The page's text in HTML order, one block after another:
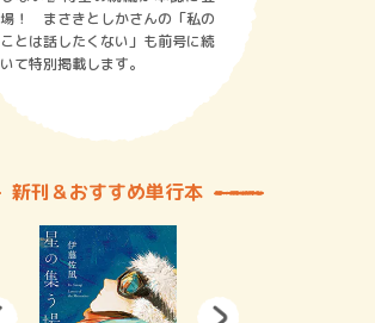
場！ まさきとしかさんの「私の
ことは話したくない」も前号に続
いて特別掲載します。
新刊＆おすすめ単行本